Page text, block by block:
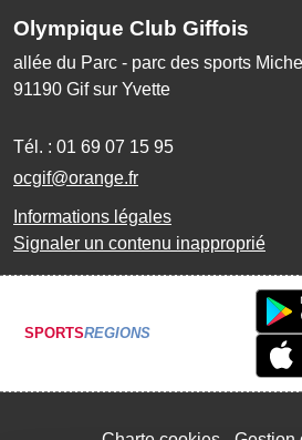
Olympique Club Giffois
allée du Parc - parc des sports
91190 Gif sur Yvette
Tél. : 01 69 07 15 95
ocgif@orange.fr
Informations légales
Signaler un contenu inapproprié
SPORTSREGIONS